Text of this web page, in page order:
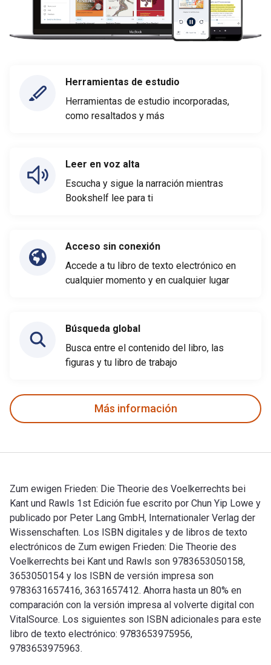
Herramientas de estudio
Herramientas de estudio incorporadas,
como resaltados y más
Leer en voz alta
Escucha y sigue la narración mientras
Bookshelf lee para ti
Acceso sin conexión
Accede a tu libro de texto electrónico en
cualquier momento y en cualquier lugar
Búsqueda global
Busca entre el contenido del libro, las
figuras y tu libro de trabajo
Más información
Zum ewigen Frieden: Die Theorie des Voelkerrechts bei
Kant und Rawls 1st Edición fue escrito por Chun Yip Lowe y
publicado por Peter Lang GmbH, Internationaler Verlag der
Wissenschaften. Los ISBN digitales y de libros de texto
electrónicos de Zum ewigen Frieden: Die Theorie des
Voelkerrechts bei Kant und Rawls son 9783653050158,
3653050154 y los ISBN de versión impresa son
9783631657416, 3631657412. Ahorra hasta un 80% en
comparación con la versión impresa al volverte digital con
VitalSource. Los siguientes son ISBN adicionales para este
libro de texto electrónico: 9783653975956,
9783653975963.